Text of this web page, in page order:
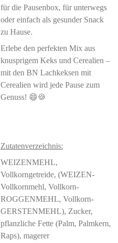
für die Pausenbox, für unterwegs
oder einfach als gesunder Snack
zu Hause.
Erlebe den perfekten Mix aus
knusprigem Keks und Cerealien –
mit den BN Lachkeksen mit
Cerealien wird jede Pause zum
Genuss! 😄🍪
Zutatenverzeichnis:
WEIZENMEHL,
Vollkorngetreide, (WEIZEN-
Vollkornmehl, Vollkorn-
ROGGENMEHL, Vollkorn-
GERSTENMEHL), Zucker,
pflanzliche Fette (Palm, Palmkern,
Raps), magerer